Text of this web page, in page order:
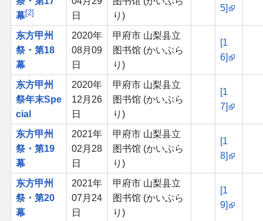
幕 2
日
り)
5]
东方甲州
祭・第18
幕
2020年
08月09
日
甲府市 山梨县立
图书馆 (かいぶら
り)
[1
6]
东方甲州
祭年末Spe
cial
2020年
12月26
日
甲府市 山梨县立
图书馆 (かいぶら
り)
[1
7]
东方甲州
祭・第19
幕
2021年
02月28
日
甲府市 山梨县立
图书馆 (かいぶら
り)
[1
8]
东方甲州
祭・第20
幕
2021年
07月24
日
甲府市 山梨县立
图书馆 (かいぶら
り)
[1
9]